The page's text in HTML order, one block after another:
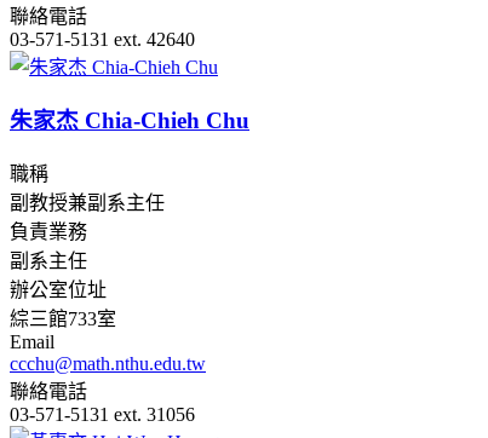
聯絡電話
03-571-5131 ext. 42640
朱家杰 Chia-Chieh Chu
職稱
副教授兼副系主任
負責業務
副系主任
辦公室位址
綜三館733室
Email
ccchu@math.nthu.edu.tw
聯絡電話
03-571-5131 ext. 31056